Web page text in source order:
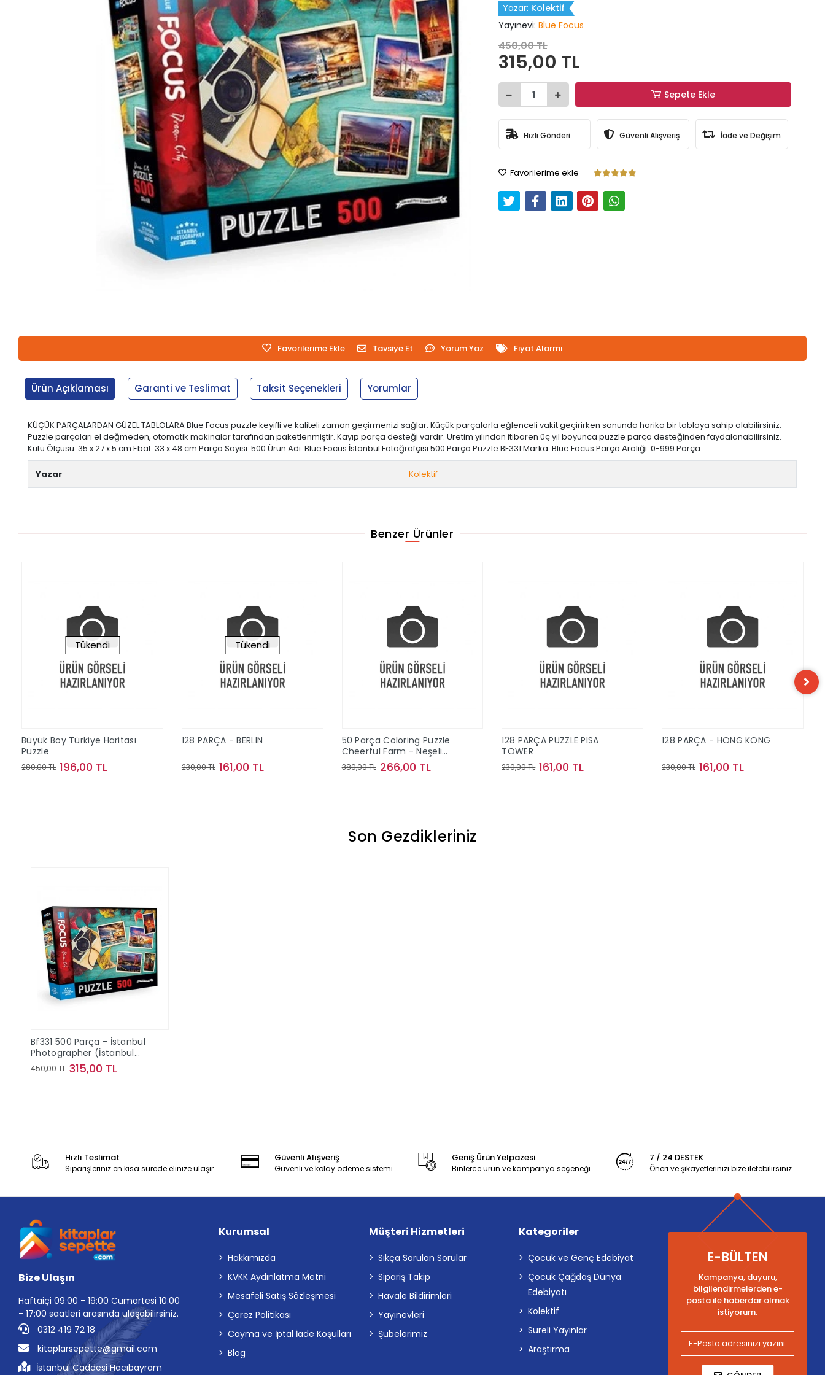
Yazar: Kolektif
Yayınevi: Blue Focus
450,00 TL
315,00 TL
Sepete Ekle
Hızlı Gönderi Güvenli Alışveriş İade ve Değişim
Favorilerime ekle
Favorilerime Ekle Tavsiye Et Yorum Yaz Fiyat Alarmı
Ürün Açıklaması Garanti ve Teslimat Taksit Seçenekleri Yorumlar
KÜÇÜK PARÇALARDAN GÜZEL TABLOLARA Blue Focus puzzle keyifli ve kaliteli zaman geçirmenizi sağlar. Küçük parçalarla eğlenceli vakit geçirirken sonunda harika bir tabloya sahip olabilirsiniz.
Puzzle parçaları el değmeden, otomatik makinalar tarafından paketlenmiştir. Kayıp parça desteği vardır. Üretim yılından itibaren üç yıl boyunca puzzle parça desteğinden faydalanabilirsiniz.
Kutu Ölçüsü: 35 x 27 x 5 cm Ebat: 33 x 48 cm Parça Sayısı: 500 Ürün Adı: Blue Focus İstanbul Fotoğrafçısı 500 Parça Puzzle BF331 Marka: Blue Focus Parça Aralığı: 0-999 Parça
Yazar Kolektif
Benzer Ürünler
Tükendi
Büyük Boy Türkiye Haritası
Puzzle
280,00 TL 196,00 TL
Tükendi
128 PARÇA - BERLIN
230,00 TL 161,00 TL
50 Parça Coloring Puzzle
Cheerful Farm - Neşeli
Çiftlik
380,00 TL 266,00 TL
128 PARÇA PUZZLE PISA
TOWER
230,00 TL 161,00 TL
128 PARÇA - HONG KONG
230,00 TL 161,00 TL
Son Gezdikleriniz
Bf331 500 Parça - İstanbul
Photographer (İstanbul
Fotoğrafçısı) Bluefocus
450,00 TL 315,00 TL
Hızlı Teslimat
Siparişleriniz en kısa sürede elinize ulaşır.
Güvenli Alışveriş
Güvenli ve kolay ödeme sistemi
Geniş Ürün Yelpazesi
Binlerce ürün ve kampanya seçeneği
7 / 24 DESTEK
Öneri ve şikayetlerinizi bize iletebilirsiniz.
Bize Ulaşın
Haftaiçi 09:00 - 19:00 Cumartesi 10:00
- 17:00 saatleri arasında ulaşabilirsiniz.
0312 419 72 18
kitaplarsepette@gmail.com
İstanbul Caddesi Hacıbayram
Kurumsal
Hakkımızda
KVKK Aydınlatma Metni
Mesafeli Satış Sözleşmesi
Çerez Politikası
Cayma ve İptal İade Koşulları
Blog
Müşteri Hizmetleri
Sıkça Sorulan Sorular
Sipariş Takip
Havale Bildirimleri
Yayınevleri
Şubelerimiz
Kategoriler
Çocuk ve Genç Edebiyat
Çocuk Çağdaş Dünya
Edebiyatı
Kolektif
Süreli Yayınlar
Araştırma
E-BÜLTEN
Kampanya, duyuru,
bilgilendirmelerden e-
posta ile haberdar olmak
istiyorum.